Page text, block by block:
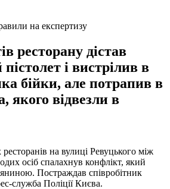
на експертизу
ресторану дістав
і вистрілив в
бійки, але потрапив в
якого відвезли в
на вулиці Ревуцького між
осіб спалахнув конфлікт, який
Постраждав співробітник
служба Поліції Києва.